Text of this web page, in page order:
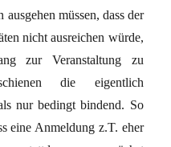
müssen, dass der
nicht ausreichen würde,
zur Veranstaltung zu
die eigentlich
nur bedingt bindend. So
eine Anmeldung z.T. eher